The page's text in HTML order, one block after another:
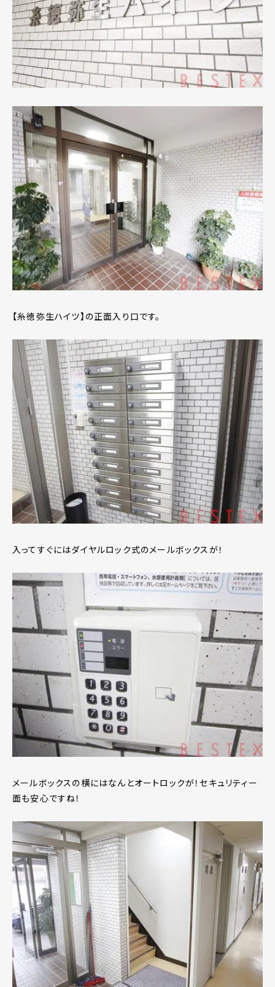
【糸徳弥生ハイツ】の正面入り口です。
入ってすぐにはダイヤルロック式のメールボックスが！
メールボックスの横にはなんとオートロックが！セキュリティー
面も安心ですね！